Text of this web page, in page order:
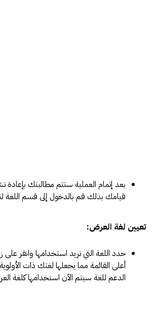
بعد إتمام العملية ستتم مطالبتك
قيامك بذلك قم بالدخول إلى قسم اللغة
تعيين لغة العرض:
أعلى القائمة مما يجعلها لغتك ذات
الدعم للغة سيتم الآن استخدامها كلغة